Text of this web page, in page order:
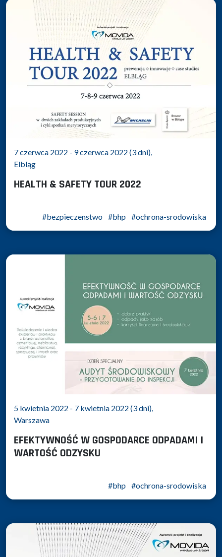
7 czerwca 2022 - 9 czerwca 2022 (3 dni),
Elbląg
HEALTH & SAFETY TOUR 2022
#bezpieczenstwo #bhp #ochrona-srodowiska
5 kwietnia 2022 - 7 kwietnia 2022 (3 dni),
Warszawa
EFEKTYWNOŚĆ W GOSPODARCE ODPADAMI I
WARTOŚĆ ODZYSKU
#bhp #ochrona-srodowiska